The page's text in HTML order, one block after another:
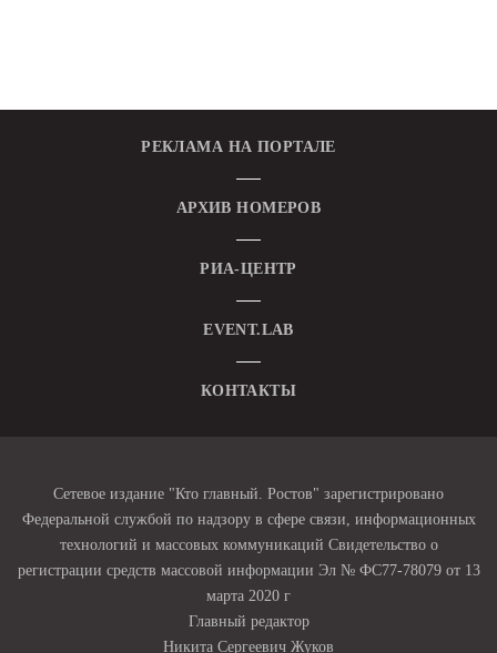
РЕКЛАМА НА ПОРТАЛЕ
АРХИВ НОМЕРОВ
РИА-ЦЕНТР
EVENT.LAB
КОНТАКТЫ
Сетевое издание "Кто главный. Ростов" зарегистрировано
Федеральной службой по надзору в сфере связи, информационных
технологий и массовых коммуникаций Свидетельство о
регистрации средств массовой информации Эл № ФС77-78079 от 13
марта 2020 г
Главный редактор
Никита Сергеевич Жуков